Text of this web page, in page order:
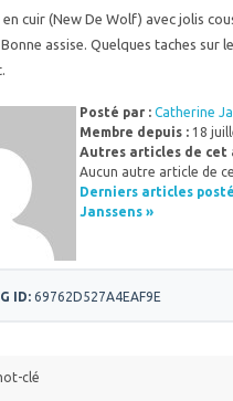
en cuir (New De Wolf) avec jolis
assise. Quelques taches sur
Posté par : Catherine
Membre depuis : 18
Autres articles de cet
Aucun autre article de
Derniers articles
Janssens »
ID: 69762D527A4EAF9E
clé